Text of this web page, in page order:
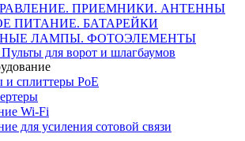
ПРИЕМНИКИ. АНТЕННЫ
ПИТАНИЕ. БАТАРЕЙКИ
ЛАМПЫ. ФОТОЭЛЕМЕНТЫ
Пульты для ворот и шлагбаумов
сплиттеры РоЕ
Wi-Fi
для усиления сотовой связи